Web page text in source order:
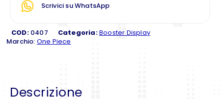
Scrivici su WhatsApp
COD: 0407 Categoria:Booster Display
Marchio: One Piece
Descrizione